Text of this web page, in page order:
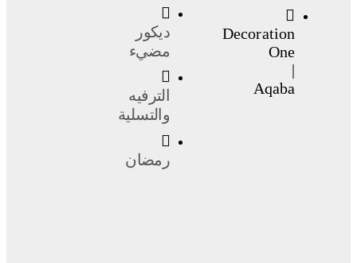
Decoration
One
|
Aqaba
ديكور
مضيء
الترفيه
والتسلية
رمضان